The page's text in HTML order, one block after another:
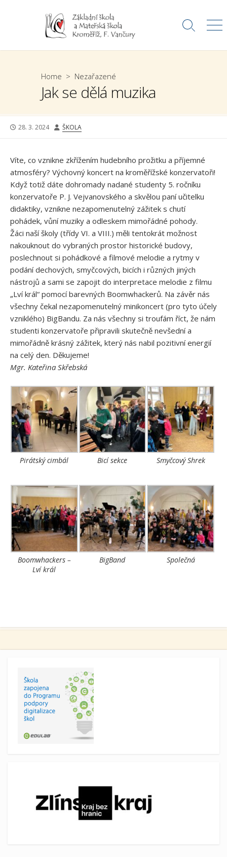
Search
Home > Nezařazené
Jak se dělá muzika
PUBLISHED
28. 3. 2024 AUTHOR
ŠKOLA
Víte, co vznikne zkřížením hudebního prožitku a příjemné
atmosféry? Výchovný koncert na kroměřížské konzervatoři!
Když totiž dáte dohromady nadané studenty 5. ročníku
konzervatoře P. J. Vejvanovského a skvělou paní učitelku
didaktiky, vznikne nezapomenutelný zážitek s chutí
pohádek, vůní muziky a odleskem mimořádné pohody.
Žáci naší školy (třídy VI. a VIII.) měli tentokrát možnost
nakouknout do vybraných prostor historické budovy,
poslechnout si pohádkové a filmové melodie a rytmy v
podání dechových, smyčcových, bicích i různých jiných
nástrojů a sami se zapojit do interpretace melodie z filmu
„Lví král“ pomocí barevných Boomwhackerů. Na závěr nás
všechny čekal nezapomenutelný minikoncert (pro tyto účely
vzniklého) BigBandu. Za nás všechny si troufám říct, že nám
studenti konzervatoře připravili skutečně nevšední a
mimořádně krásný zážitek, který nás nabil pozitivní energií
na celý den. Děkujeme!
Mgr. Kateřina Skřebská
Pirátský cimbál Bicí sekce Smyčcový Shrek
Boomwhackers –
Lví král
BigBand Společná